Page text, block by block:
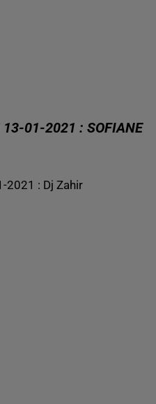
13-01-2021 : SOFIANE